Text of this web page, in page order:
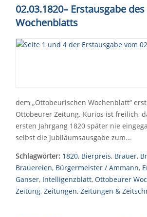
02.03.1820– Erstausgabe
Wochenblatts
dem „Ottobeurischen Wochenblatt“
Ottobeurer Zeitung. Kurios ist freilich,
ersten Jahrgang 1820 später nie
selbst die Jubiläumsausgabe zum…
Schlagwörter: 1820, Bierpreis, Brauer,
Brauereien, Bürgermeister / Ammann,
Ganser, Intelligenzblatt, Ottobeurer
Zeitung, Zeitungen, Zeitungen &